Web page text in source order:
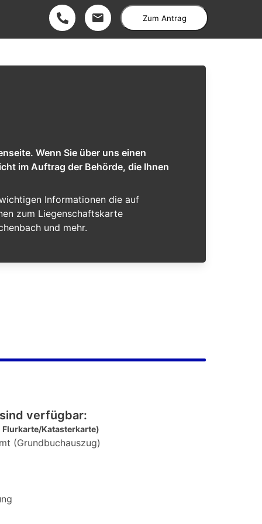
Zum Antrag
Wenn Sie über uns einen
im Auftrag der Behörde, die Ihnen
Informationen die auf
zum Liegenschaftskarte
und mehr.
verfügbar:
Flurkarte/Katasterkarte)
(Grundbuchauszug)